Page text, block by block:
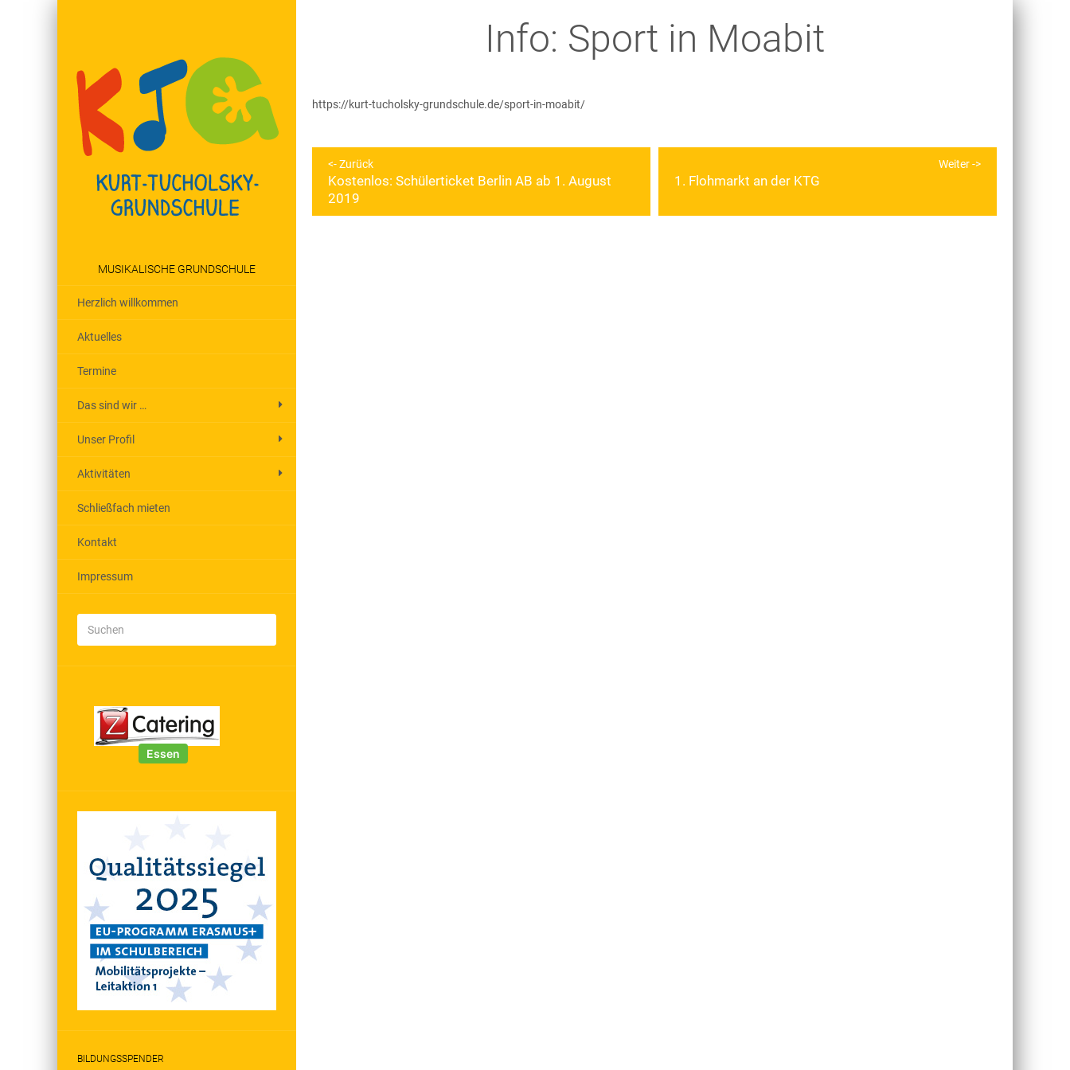
MUSIKALISCHE GRUNDSCHULE
Herzlich willkommen
Aktuelles
Termine
Das sind wir …
Unser Profil
Aktivitäten
Schließfach mieten
Kontakt
Impressum
BILDUNGSSPENDER
Info: Sport in Moabit
https://kurt-tucholsky-grundschule.de/sport-in-moabit/
Beitragsnavigation
Zurück
Vorheriger
Beitrag:
Kostenlos: Schülerticket Berlin AB ab 1. August
2019
Weiter
Nächster
1. Flohmarkt an der KTG